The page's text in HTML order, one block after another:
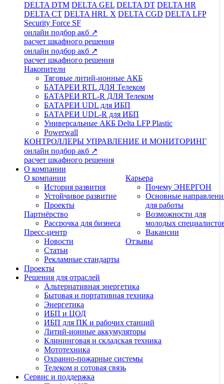
DELTA DTM DELTA GEL DELTA DT DELTA HR
DELTA CT DELTA HRL Х DELTA CGD DELTA LFP
Security Force SF
онлайн подбор акб ↗
расчет шкафного решения
онлайн подбор акб ↗
расчет шкафного решения
Накопители
Тяговые литий-ионные АКБ
БАТАРЕИ RTL ДЛЯ Телеком
БАТАРЕИ RTL-R ДЛЯ Телеком
БАТАРЕИ UDL для ИБП
БАТАРЕИ UDL-R для ИБП
Универсальные АКБ Delta LFP Plastic
Powerwall
КОНТРОЛЛЕРЫ УПРАВЛЕНИЕ И МОНИТОРИНГ
онлайн подбор акб ↗
расчет шкафного решения
О компании
О компании
История развития
Устойчивое развитие
Проекты
Партнёрство
Рассрочка для бизнеса
Пресс-центр
Новости
Статьи
Рекламные стандарты
Карьера
Почему ЭНЕРГОН
Основные
для работы
Возможности для
молодых
Вакансии
Отзывы
Проекты
Решения для отраслей
Альтернативная энергетика
Бытовая и портативная техника
Энергетика
ИБП и ЦОД
ИБП для ПК и рабочих станций
Литий-ионные аккумуляторы
Клининговая и складская техника
Мототехника
Охранно-пожарные системы
Телеком и сотовая связь
Сервис и поддержка